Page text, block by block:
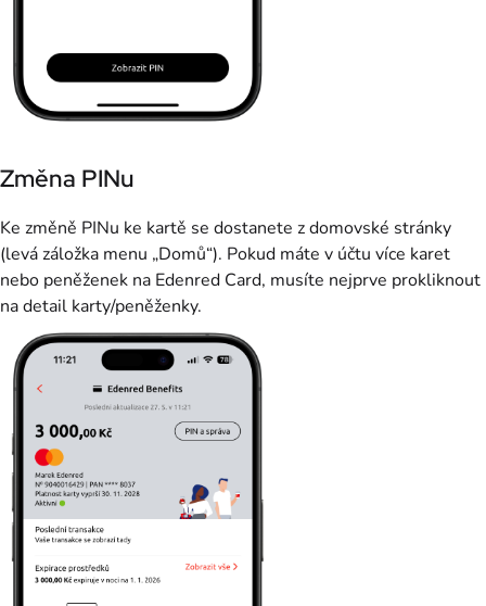
Změna PINu
Ke změně PINu ke kartě se dostanete z domovské stránky
(levá záložka menu „Domů“). Pokud máte v účtu více karet
nebo peněženek na Edenred Card, musíte nejprve prokliknout
na detail karty/peněženky.